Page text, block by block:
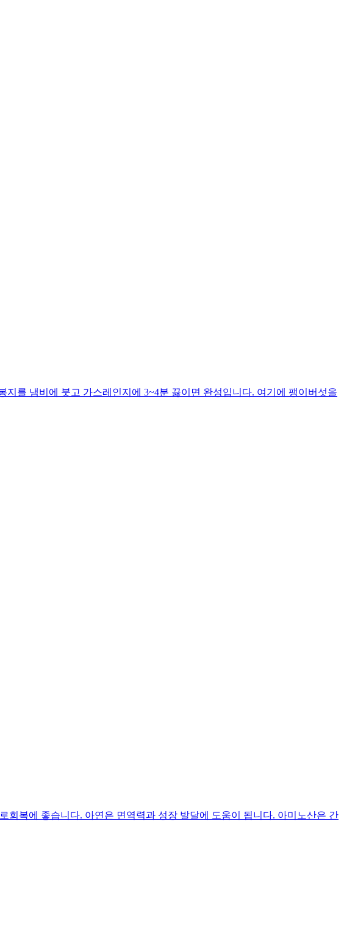
를 냄비에 붓고 가스레인지에 3~4분 끓이면 완성입니다. 여기에 팽이버섯을
복에 좋습니다. 아연은 면역력과 성장 발달에 도움이 됩니다. 아미노산은 간